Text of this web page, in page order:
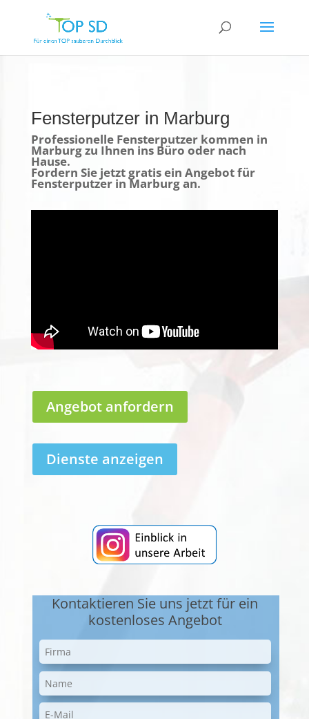
Fensterputzer in Marburg
Professionelle Fensterputzer kommen in
Marburg zu Ihnen ins Büro oder nach
Hause.
Fordern Sie jetzt gratis ein Angebot für
Fensterputzer in Marburg an.
Angebot anfordern
Dienste anzeigen
Kontaktieren Sie uns jetzt für ein
kostenloses Angebot